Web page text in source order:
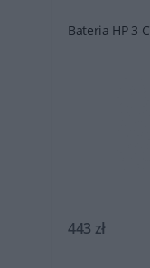
Bateria HP 3-
443 zł